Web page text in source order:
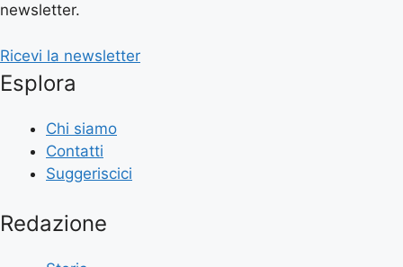
newsletter.
Ricevi la newsletter
Esplora
Chi siamo
Contatti
Suggeriscici
Redazione